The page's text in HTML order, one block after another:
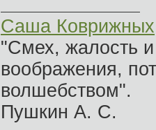
Саша Коврижных
"Смех, жалость
воображения,
волшебством".
Пушкин А. С.